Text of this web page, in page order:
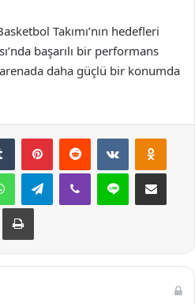
Takımı’nın hedefleri
başarılı bir performans
daha güçlü bir konumda
Tumblr PinterestReddit VKontakte
WhatsAppTelegramViber Line E-Posta ile
Yazdır